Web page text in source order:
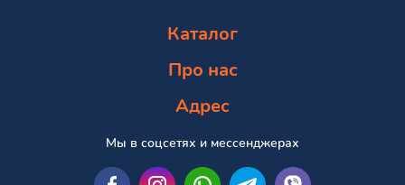
Каталог
Про нас
Адрес
Мы в соцсетях и мессенджерах